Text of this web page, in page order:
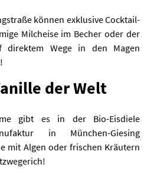
können exklusive Cocktail-
Milcheise im Becher oder der
direktem Wege in den Magen
der Welt
gibt es in der Bio-Eisdiele
in München-Giesing
mit Algen oder frischen Kräutern